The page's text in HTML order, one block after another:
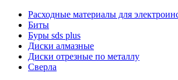
Расходные материалы для
Биты
Буры sds plus
Диски алмазные
Диски отрезные по металлу
Сверла